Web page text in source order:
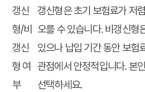
갱신
형/비
갱신
형 여
부
갱신형은 초기 보험료가 저
오를 수 있습니다.비갱신형
있으나 납입 기간 동안 보험
관점에서 안정적입니다. 본
선택하세요.